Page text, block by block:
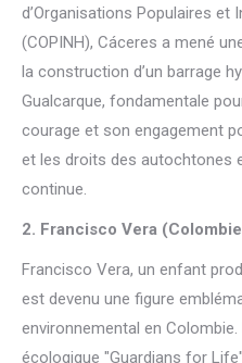
d’Organisations Populaires et
(COPINH), Cáceres a mené
la construction d’un barrage
Gualcarque, fondamentale
courage et son engagement
et les droits des autochtones
continue.
2. Francisco Vera
Francisco Vera, un enfant
est devenu une figure
environnemental en
écologique "Guardians for